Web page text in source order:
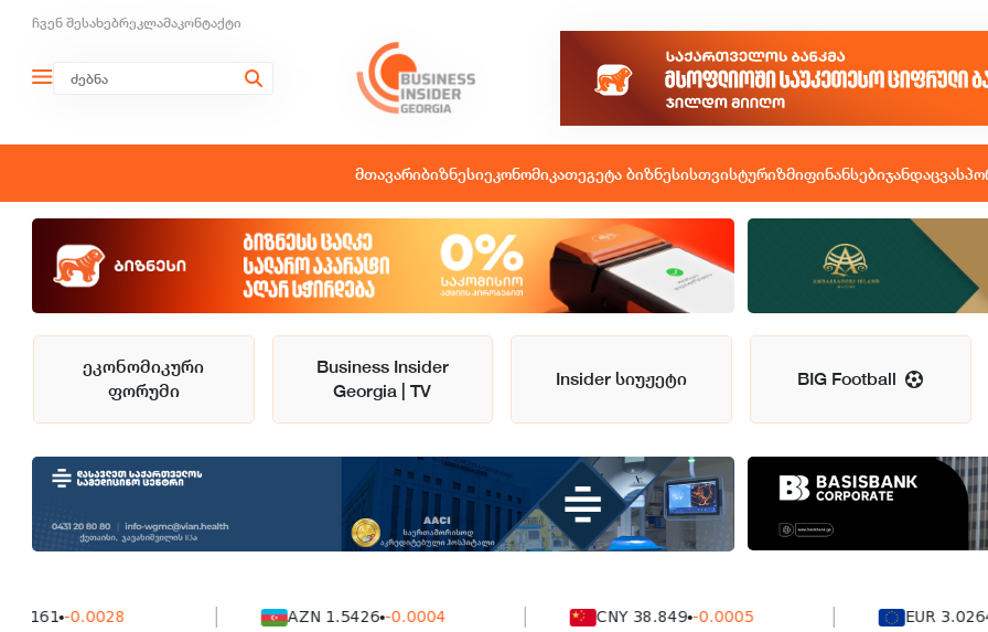
ჩვენ შესახებრეკლამაკონტაქტი
მთავარიბიზნესიეკონომიკათეგეტა ბიზნესისთვისტურიზმიფინანსებიჯანდაცვა
ეკონომიკური
ფორუმი
Business Insider
Georgia | TV
Insider სიუჟეტი BIG Football
-0.0028 AZN 1.5426 -0.0004 CNY 38.849 -0.0005 EUR 3.0264